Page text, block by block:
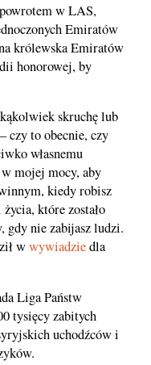
w LAS,
Emiratów
królewska Emiratów
honorowej, by
skruchę lub
czy to obecnie, czy
własnemu
mojej mocy, aby
kiedy robisz
które zostało
gdy nie zabijasz ludzi.
wwywiadziedla
Liga Państw
tysięcy zabitych
uchodźców i